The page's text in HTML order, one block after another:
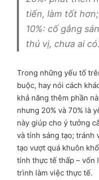
tiến, làm tốt hơn;
10%: cố gắng
thú vị, chưa ai có.
Trong những yếu tố
buộc, hay nói cách
khả năng thêm phần
nhưng 20% và 70% là
này giúp cho ý tưởng
và tính sáng tạo; tránh
tạo vượt quá khuôn
tính thực tế thấp – vốn
trình làm việc thực tế.